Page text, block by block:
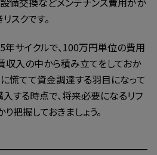
スクです。
サイクルで、100万円単位の費用
収入の中から積み立てをしておか
慌てて資金調達する羽目になって
する時点で、将来必要になるリフ
把握しておきましょう。